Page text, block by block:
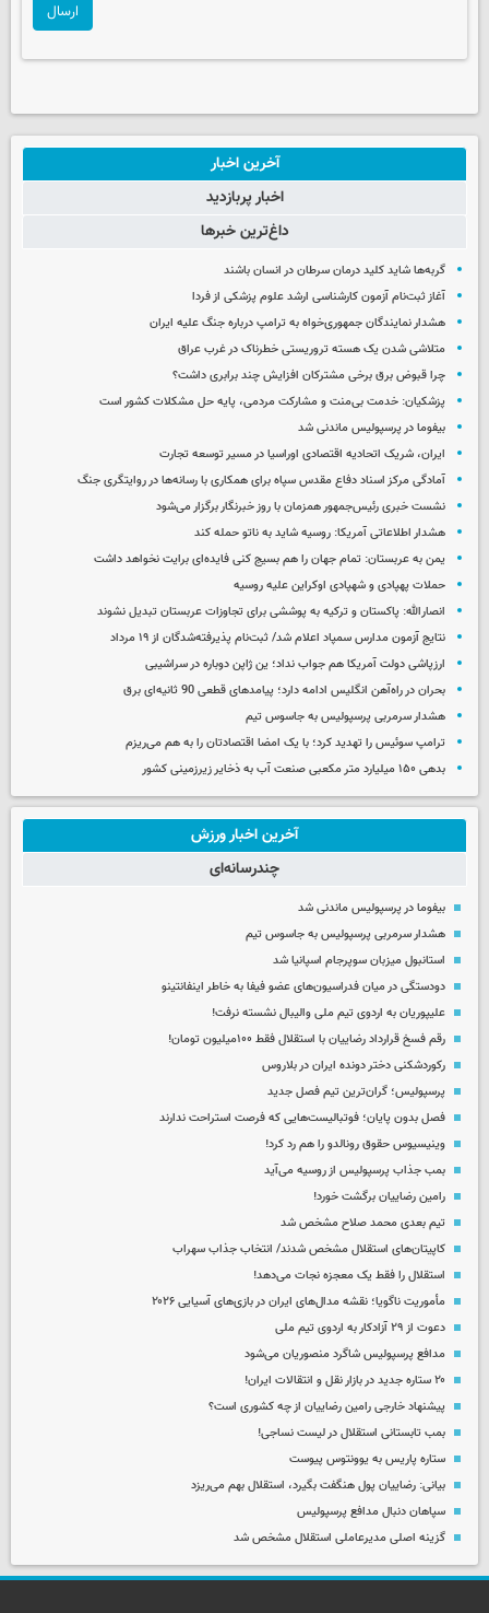
ارسال
آخرین اخبار
اخبار پربازدید
داغ‌ترین خبرها
گربه‌ها شاید کلید درمان سرطان در انسان باشند
آغاز ثبت‌نام‌ آزمون کارشناسی ارشد علوم پزشکی از فردا
هشدار نمایندگان جمهوری‌خواه به ترامپ درباره جنگ علیه ایران
متلاشی شدن یک هسته تروریستی خطرناک در غرب عراق
چرا قبوض برق برخی مشترکان افزایش چند برابری داشت؟
پزشکیان: خدمت بی‌منت و مشارکت مردمی، پایه حل مشکلات کشور است
بیفوما در پرسپولیس ماندنی شد
ایران، شریک اتحادیه اقتصادی اوراسیا در مسیر توسعه تجارت
آمادگی مرکز اسناد دفاع مقدس سپاه برای همکاری با رسانه‌ها در روایتگری جنگ
نشست خبری رئیس‌جمهور همزمان با روز خبرنگار برگزار می‌شود
هشدار اطلاعاتی آمریکا: روسیه شاید به ناتو حمله کند
یمن به عربستان: تمام جهان را هم بسیج کنی فایده‌ای برایت نخواهد داشت
حملات پهپادی و شهپادی اوکراین علیه روسیه
انصارالله: پاکستان و ترکیه به پوششی برای تجاوزات عربستان تبدیل نشوند
نتایج آزمون مدارس سمپاد اعلام شد/ ثبت‌نام پذیرفته‌شدگان از ۱۹ مرداد
ارزپاشی دولت آمریکا هم جواب نداد؛ ین ژاپن دوباره در سراشیبی
بحران در راه‌آهن انگلیس ادامه دارد؛ پیامدهای قطعی 90 ثانیه‌ای برق
هشدار سرمربی پرسپولیس به جاسوس تیم
ترامپ سوئیس را تهدید کرد؛ با یک امضا اقتصادتان را به هم می‌ریزم
بدهی ۱۵۰ میلیارد متر مکعبی صنعت آب به ذخایر زیرزمینی کشور
آخرین اخبار ورزش
چندرسانه‌ای
بیفوما در پرسپولیس ماندنی شد
هشدار سرمربی پرسپولیس به جاسوس تیم
استانبول میزبان سوپرجام اسپانیا شد
دودستگی در میان فدراسیون‌های عضو فیفا به خاطر اینفانتینو
علیپوریان به اردوی تیم ملی والیبال نشسته نرفت!
رقم فسخ قرارداد رضاییان با استقلال فقط ۱۰۰میلیون تومان!
رکوردشکنی دختر دونده ایران در بلاروس
پرسپولیس؛ گران‌ترین تیم فصل جدید
فصل بدون پایان؛ فوتبالیست‌هایی که فرصت استراحت ندارند
وینیسیوس حقوق رونالدو را هم رد کرد!
بمب جذاب پرسپولیس از روسیه می‌آید
رامین رضاییان برگشت خورد!
تیم بعدی محمد صلاح مشخص شد
کاپیتان‌های استقلال مشخص شدند/ انتخاب جذاب سهراب
استقلال را فقط یک معجزه نجات می‌دهد!
مأموریت ناگویا؛ نقشه مدال‌های ایران در بازی‌های آسیایی ۲۰۲۶
دعوت از ۲۹ آزادکار به اردوی تیم ملی
مدافع پرسپولیس شاگرد منصوریان می‌شود
۲۰ ستاره جدید در بازار نقل و انتقالات ایران!
پیشنهاد خارجی رامین رضاییان از چه کشوری است؟
بمب تابستانی استقلال در لیست نساجی!
ستاره پاریس به یوونتوس پیوست
بیانی: رضاییان پول هنگفت بگیرد، استقلال بهم می‌ریزد
سپاهان دنبال مدافع پرسپولیس
گزینه اصلی مدیرعاملی استقلال مشخص شد